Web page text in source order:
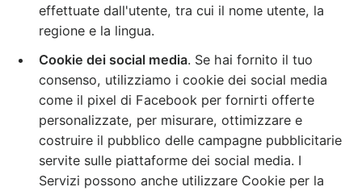
effettuate dall'utente, tra cui il nome utente, la
regione e la lingua.
Cookie dei social media. Se hai fornito il tuo
consenso, utilizziamo i cookie dei social media
come il pixel di Facebook per fornirti offerte
personalizzate, per misurare, ottimizzare e
costruire il pubblico delle campagne pubblicitarie
servite sulle piattaforme dei social media. I
Servizi possono anche utilizzare Cookie per la